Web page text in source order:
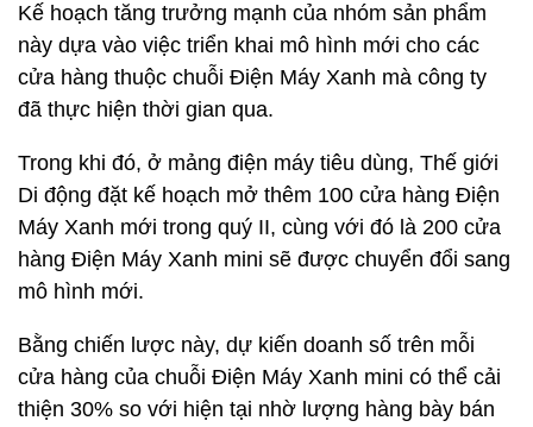
Kế hoạch tăng trưởng mạnh của nhóm sản phẩm
này dựa vào việc triển khai mô hình mới cho các
cửa hàng thuộc chuỗi Điện Máy Xanh mà công ty
đã thực hiện thời gian qua.
Trong khi đó, ở mảng điện máy tiêu dùng, Thế giới
Di động đặt kế hoạch mở thêm 100 cửa hàng Điện
Máy Xanh mới trong quý II, cùng với đó là 200 cửa
hàng Điện Máy Xanh mini sẽ được chuyển đổi sang
mô hình mới.
Bằng chiến lược này, dự kiến doanh số trên mỗi
cửa hàng của chuỗi Điện Máy Xanh mini có thể cải
thiện 30% so với hiện tại nhờ lượng hàng bày bán